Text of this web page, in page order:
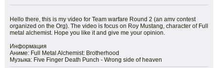
Hello there, this is my video for Team warfare Round 2 (an amv contest
organized on the Org). The video is focus on Roy Mustang, character of Full
metal alchemist. Hope you like it and give me your opinion.
Информация
Аниме: Full Metal Alchemist: Brotherhood
Музыка: Five Finger Death Punch - Wrong side of heaven